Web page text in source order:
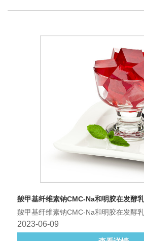
羧甲基纤维素钠CMC-Na和明胶在发酵
羧甲基纤维素钠CMC-Na和明胶在发酵
2023-06-09